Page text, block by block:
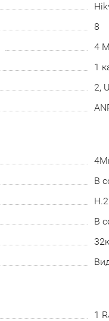
8
4
1
2,
В
В
1